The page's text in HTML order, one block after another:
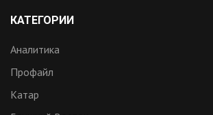
КАТЕГОРИИ
Аналитика
Профайл
Катар